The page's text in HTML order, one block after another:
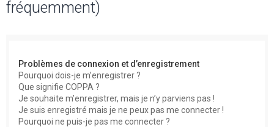
fréquemment)
Problèmes de connexion et d’enregistrement
Pourquoi dois-je m’enregistrer ?
Que signifie COPPA ?
Je souhaite m’enregistrer, mais je n’y parviens pas !
Je suis enregistré mais je ne peux pas me connecter !
Pourquoi ne puis-je pas me connecter ?